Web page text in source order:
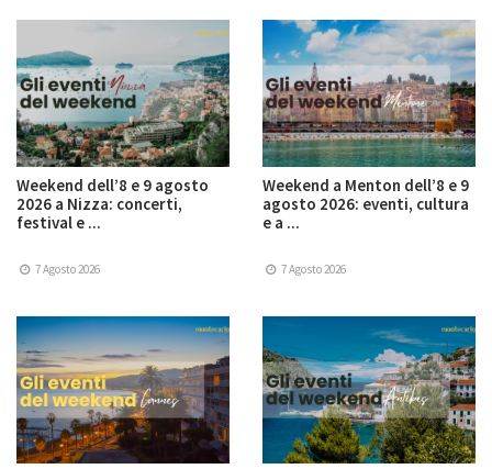
Weekend dell’8 e 9 agosto
2026 a Nizza: concerti,
festival e ...
7 Agosto 2026
Weekend a Menton dell’8 e 9
agosto 2026: eventi, cultura
e a ...
7 Agosto 2026